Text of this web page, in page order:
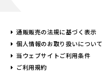
通販販売の法規に基づく表示
個人情報のお取り扱いについて
当ウェブサイトご利用条件
ご利用規約